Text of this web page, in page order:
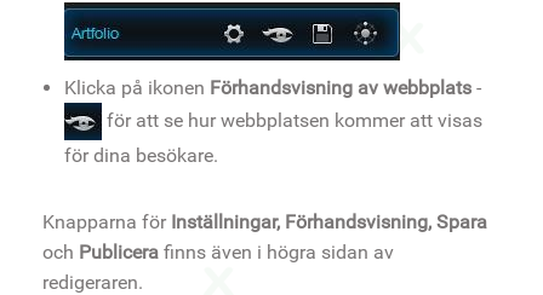
Klicka på ikonen Förhandsvisning av webbplats-
för att se hur webbplatsen kommer att visas
för dina besökare.
Knapparna för Inställningar, Förhandsvisning, Spara
och Publicera finns även i högra sidan av
redigeraren.